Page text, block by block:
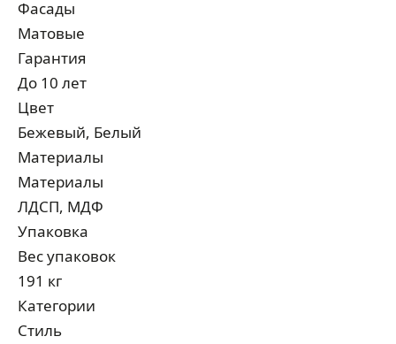
Фасады
Матовые
Гарантия
До 10 лет
Цвет
Бежевый, Белый
Материалы
Материалы
ЛДСП, МДФ
Упаковка
Вес упаковок
191 кг
Категории
Стиль